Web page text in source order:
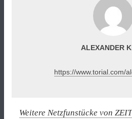
ALEXANDER
https://www.torial.com/
Weitere Netzfunstücke von